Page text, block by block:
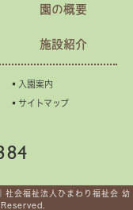
園の概要
施設紹介
▪︎入園案内
▪︎サイトマップ
会福祉法人ひまわり福祉会 幼